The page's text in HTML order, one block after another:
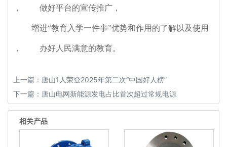
， 做好平台的宣传推广 ，
增进“教育入学一件事”优势和作用的了解以及使用
， 办好人民满意的教育。
上一篇： 唐山1人荣登2025年第二次“中国好人榜”
下一篇： 唐山电网新能源发电占比首次超过常规电源
相关产品